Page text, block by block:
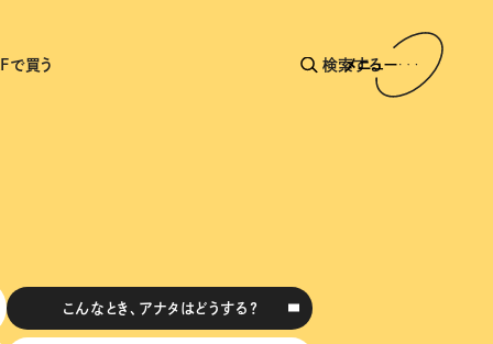
で買う 検索する
メニュー
こんなとき、アナタはどうする？